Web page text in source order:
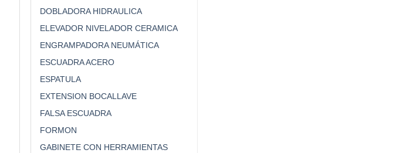
DOBLADORA HIDRAULICA
ELEVADOR NIVELADOR CERAMICA
ENGRAMPADORA NEUMÁTICA
ESCUADRA ACERO
ESPATULA
EXTENSION BOCALLAVE
FALSA ESCUADRA
FORMON
GABINETE CON HERRAMIENTAS